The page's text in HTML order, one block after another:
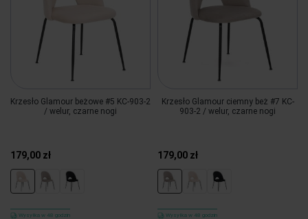
Krzesło Glamour beżowe #5 KC-903-2
/ welur, czarne nogi
179,00 zł
Wysyłka w 48 godzin
Krzesło Glamour ciemny beż #7 KC-
903-2 / welur, czarne nogi
179,00 zł
Wysyłka w 48 godzin